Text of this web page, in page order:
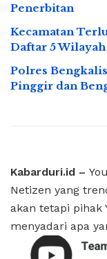
Penerbitan
Kecamatan
Daftar 5
Polres
Pinggir dan
Kabarduri.id –
Netizen yang
akan tetapi pihak
menyadari apa